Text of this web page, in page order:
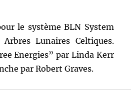
le système BLN System
Lunaires Celtiques.
Energies” par Linda Kerr
par Robert Graves.